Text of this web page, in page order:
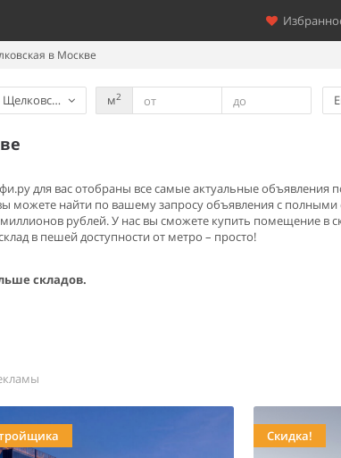
в Москве
м2
для вас отобраны все самые актуальные
можете найти по вашему запросу объявления с
рублей. У нас вы сможете купить помещение в
в пешей доступности от метро – просто!
складов.
Скидка!